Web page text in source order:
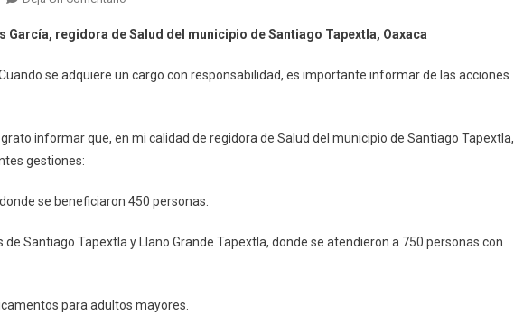
De
Gladis
Regidora
Del
De
Oaxaca
García, regidora de Salud del municipio de Santiago Tapextla, Oaxaca
se adquiere un cargo con responsabilidad, es importante informar de las acciones
informar que, en mi calidad de regidora de Salud del municipio de Santiago Tapextla,
gestiones:
se beneficiaron 450 personas.
Santiago Tapextla y Llano Grande Tapextla, donde se atendieron a 750 personas con
para adultos mayores.